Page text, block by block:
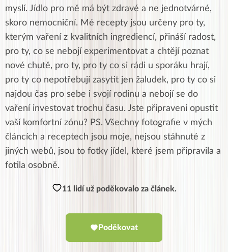
myslí. Jídlo pro mě má být zdravé a ne jednotvárné,
skoro nemocniční. Mé recepty jsou určeny pro ty,
kterým vaření z kvalitních ingrediencí, přináší radost,
pro ty, co se nebojí experimentovat a chtějí poznat
nové chutě, pro ty, pro ty co si rádi u sporáku hrají,
pro ty co nepotřebují zasytit jen žaludek, pro ty co si
najdou čas pro sebe i svojí rodinu a nebojí se do
vaření investovat trochu času. Jste připraveni opustit
vaší komfortní zónu? PS. Všechny fotografie v mých
článcích a receptech jsou moje, nejsou stáhnuté z
jiných webů, jsou to fotky jídel, které jsem připravila a
fotila osobně.
11 lidí už poděkovalo za článek.
Poděkovat